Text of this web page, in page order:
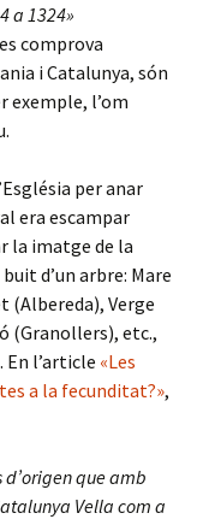
a 1324»
comprova
i Catalunya, són
exemple, l’om
per anar
era escampar
la imatge de la
d’un arbre: Mare
(Albereda), Verge
(Granollers), etc.,
l’article «Les
a la fecunditat?»,
d’origen que amb
Vella com a